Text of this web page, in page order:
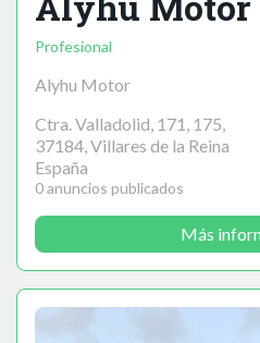
Profesional
Alyhu Motor
Ctra. Valladolid, 171, 175,
37184, Villares de la Reina
España
0 anuncios publicados
Más